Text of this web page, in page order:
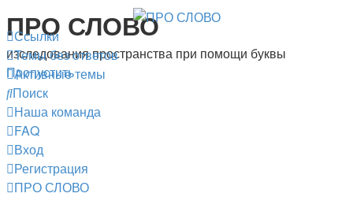
ПРО СЛОВО
изследования пространства при помощи буквы
Пропустить
Ссылки
Темы без ответов
Активные темы
Поиск
Наша команда
FAQ
Вход
Регистрация
ПРО СЛОВО